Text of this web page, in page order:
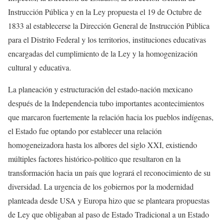
Instrucción Pública y en la Ley propuesta el 19 de Octubre de
1833 al establecerse la Dirección General de Instrucción Pública
para el Distrito Federal y los territorios, instituciones educativas
encargadas del cumplimiento de la Ley y la homogenización
cultural y educativa.
La planeación y estructuración del estado-nación mexicano
después de la Independencia tubo importantes acontecimientos
que marcaron fuertemente la relación hacia los pueblos indígenas,
el Estado fue optando por establecer una relación
homogeneizadora hasta los albores del siglo XXI, existiendo
múltiples factores histórico-político que resultaron en la
transformación hacia un país que logrará el reconocimiento de su
diversidad. La urgencia de los gobiernos por la modernidad
planteada desde USA y Europa hizo que se planteara propuestas
de Ley que obligaban al paso de Estado Tradicional a un Estado